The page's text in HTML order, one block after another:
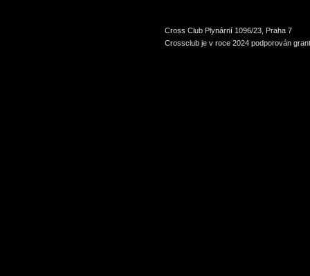
Cross Club Plynární 1096/23, Praha 7
Crossclub je v roce 2024 podporován